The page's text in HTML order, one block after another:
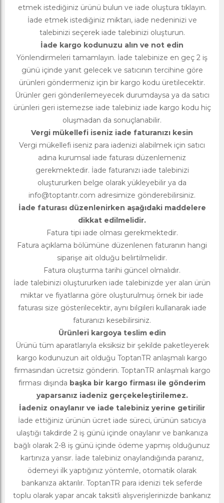
etmek istediğiniz ürünü bulun ve iade oluştura tıklayın.
İade etmek istediğiniz miktarı, iade nedeninizi ve
talebinizi seçerek iade talebinizi oluşturun.
İade kargo kodunuzu alın ve not edin
Yönlendirmeleri tamamlayın. İade talebinize en geç 2 iş
günü içinde yanıt gelecek ve satıcının tercihine göre
ürünleri göndermeniz için bir kargo kodu üretilecektir.
Ürünler geri gönderilemeyecek durumdaysa ya da satıcı
ürünleri geri istemezse iade talebiniz iade kargo kodu hiç
oluşmadan da sonuçlanabilir.
Vergi mükellefi iseniz iade faturanızı kesin
Vergi mükellefi iseniz para iadenizi alabilmek için satıcı
adına kurumsal iade faturası düzenlemeniz
gerekmektedir. İade faturanızı iade talebinizi
oluştururken belge olarak yükleyebilir ya da
info@toptantr.com adresimize gönderebilirsiniz.
İade faturası düzenlenirken aşağıdaki maddelere
dikkat edilmelidir.
Fatura tipi iade olması gerekmektedir.
Fatura açıklama bölümüne düzenlenen faturanın hangi
siparişe ait olduğu belirtilmelidir.
Fatura oluşturma tarihi güncel olmalıdır.
İade talebinizi oluştururken iade talebinizde yer alan ürün
miktar ve fiyatlarına göre oluşturulmuş örnek bir iade
faturası size gösterilecektir, aynı bilgileri kullanarak iade
faturanızı kesebilirsiniz.
Ürünleri kargoya teslim edin
Ürünü tüm aparatlarıyla eksiksiz bir şekilde paketleyerek
kargo kodunuzun ait olduğu ToptanTR anlaşmalı kargo
firmasından ücretsiz gönderin. ToptanTR anlaşmalı kargo
firması dışında başka bir kargo firması ile gönderim
yaparsanız iadeniz gerçekeleştirilemez.
İadeniz onaylanır ve iade talebiniz yerine getirilir
İade ettiğiniz ürünün ücret iade süreci, ürünün satıcıya
ulaştığı takdirde 2 iş günü içinde onaylanır ve bankanıza
bağlı olarak 2-8 iş günü içinde ödeme yapmış olduğunuz
kartınıza yansır. İade talebiniz onaylandığında paranız,
ödemeyi ilk yaptığınız yöntemle, otomatik olarak
bankanıza aktarılır. ToptanTR para idenizi tek seferde
toplu olarak yapar ancak taksitli alışverişlerinizde bankanız